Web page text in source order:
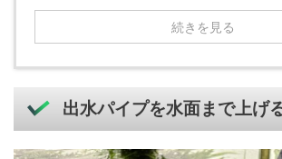
続きを見る
出水パイプを水面まで上げ